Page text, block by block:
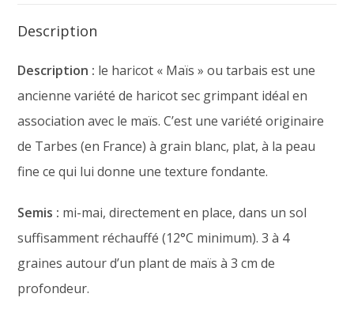
Description
Description : le haricot « Maïs » ou tarbais est une
ancienne variété de haricot sec grimpant idéal en
association avec le maïs. C’est une variété originaire
de Tarbes (en France) à grain blanc, plat, à la peau
fine ce qui lui donne une texture fondante.
Semis : mi-mai, directement en place, dans un sol
suffisamment réchauffé (12°C minimum). 3 à 4
graines autour d’un plant de maïs à 3 cm de
profondeur.